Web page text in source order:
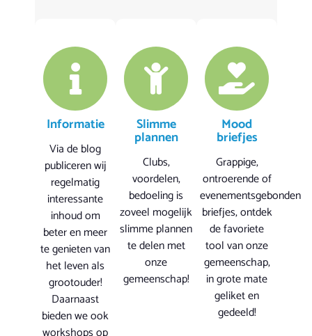
Informatie
Via de blog
publiceren wij
regelmatig
interessante
inhoud om
beter en meer
te genieten van
het leven als
grootouder!
Daarnaast
bieden we ook
Slimme
plannen
Clubs,
voordelen,
bedoeling is
zoveel mogelijk
slimme plannen
te delen met
onze
gemeenschap!
Mood
briefjes
Grappige,
ontroerende of
evenementsgebonden
briefjes, ontdek
de favoriete
tool van onze
gemeenschap,
in grote mate
geliket en
gedeeld!